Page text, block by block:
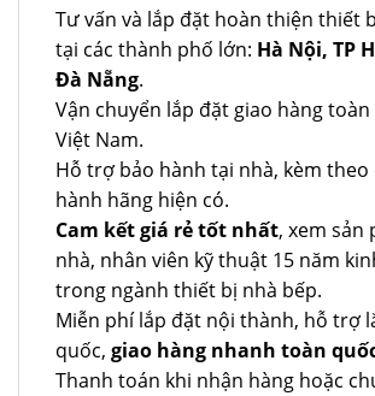
Tư vấn và lắp đặt hoàn thiện thiết
tại các thành phố lớn: Hà Nội, TP
Đà Nẵng.
Vận chuyển lắp đặt giao hàng
Việt Nam.
Hỗ trợ bảo hành tại nhà, kèm theo
hành hãng hiện có.
Cam kết giá rẻ tốt nhất, xem sản
nhà, nhân viên kỹ thuật 15 năm
trong ngành thiết bị nhà bếp.
Miễn phí lắp đặt nội thành, hỗ trợ
quốc, giao hàng nhanh toàn
Thanh toán khi nhận hàng hoặc